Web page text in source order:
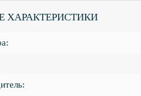
ХАРАКТЕРИСТИКИ